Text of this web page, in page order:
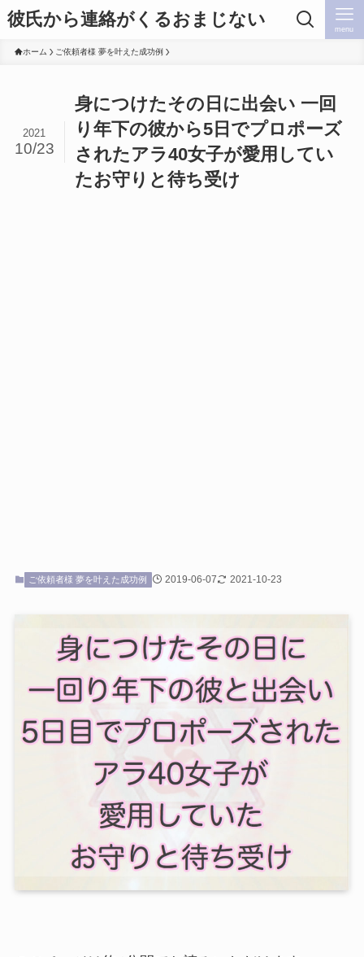
彼氏から連絡がくるおまじない menu
ホーム ご依頼者様 夢を叶えた成功例
身につけたその日に出会い 一回
り年下の彼から5日でプロポーズ
されたアラ40女子が愛用してい
たお守りと待ち受け
2021
10/23
ご依頼者様 夢を叶えた成功例 2019-06-07 2021-10-23